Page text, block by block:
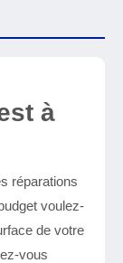
à
réparations
voulez-
de votre
vous